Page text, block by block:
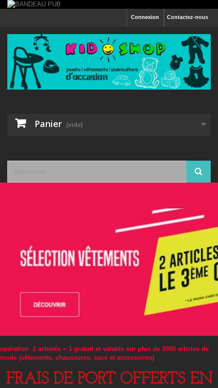
Contactez-nous
Connexion
Panier (vide)
opération 2 achetés = 1 gratuit et valable sur plus de 2000 articles de
mode (vêtements, chaussures, sacs et accessoires)
FRAIS DE PORT OFFERTS EN